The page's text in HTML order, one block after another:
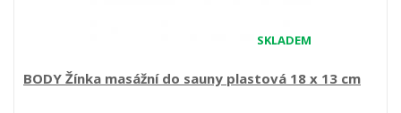
SKLADEM
BODY Žínka masážní do sauny plastová 18 x 13 cm